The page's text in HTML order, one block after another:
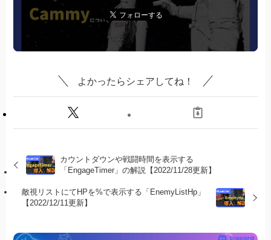
よかったらシェアしてね！
カウントダウンや戦闘時間を表示する
「EngageTimer」の解説【2022/11/28更新】
敵視リストにてHPを%で表示する「EnemyListHp」
【2022/12/11更新】